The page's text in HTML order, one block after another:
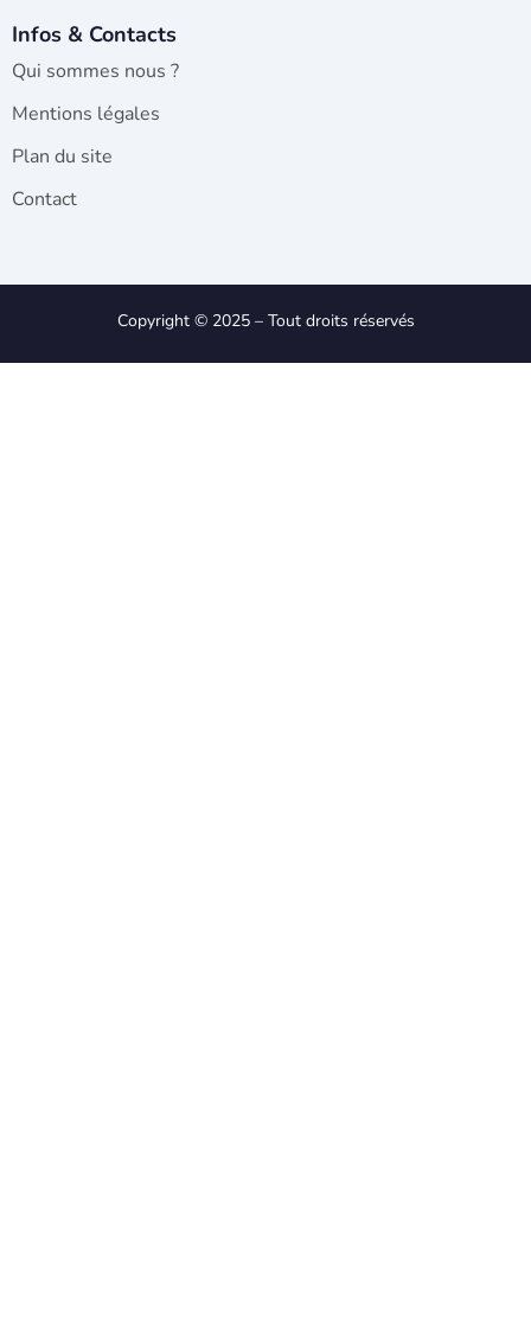
Infos & Contacts
Qui sommes nous ?
Mentions légales
Plan du site
Contact
Copyright © 2025 – Tout droits réservés